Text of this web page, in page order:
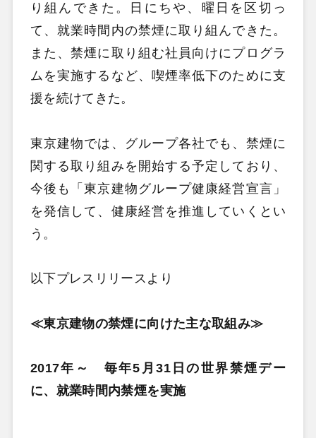
り組んできた。日にちや、曜日を区切っ
て、就業時間内の禁煙に取り組んできた。
また、禁煙に取り組む社員向けにプログラ
ムを実施するなど、喫煙率低下のために支
援を続けてきた。
東京建物では、グループ各社でも、禁煙に
関する取り組みを開始する予定しており、
今後も「東京建物グループ健康経営宣言」
を発信して、健康経営を推進していくとい
う。
以下プレスリリースより
≪東京建物の禁煙に向けた主な取組み≫
2017年～ 毎年5月31日の世界禁煙デー
に、就業時間内禁煙を実施